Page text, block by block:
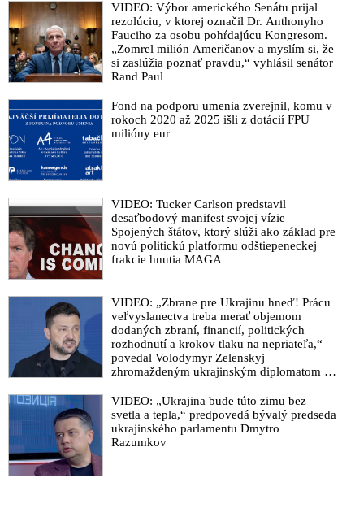
COVID-19
WHO upozornila, že vakcíny nie sú zázračným liekom na
koronavírus
VIDEO: Tretina zaočkovaných nebude stačiť, varuje Krčméry.
Pfizer prináša vakcíny na COVID-19. Po prečítaní káuz tohto
farmaceutického gigantu si od neho nedáte ani len vitamín C
VIDEO: Pozorujeme více nežádoucích příhod po očkování na
VIDEO: Očkovanie je obchod tisícročia pre Pfizer. Ak chcete
vakcínu, urobte tak dobrovoľne a po jej verejnom testovaní na
Matovičovi, jeho žene a jeho ďeťoch
VIDEO: Dám si americkú aj ruskú vakcínu, len nech žijem
normálne, vyhlásil Sulík
Putin nariadil, aby sa budúci týždeň začalo s očkovaním proti
vírusu Covid-19
Johnson: Vakcíny proti Covid-19 nám umožnia návrat k
normálnemu životu
Johnson: Vakcíny proti Covid-19 nám umožnia návrat k
normálnemu životu
VIDEO: Šokující příběh muže, kterému vakcína zničila život
Vakcínu lidé v České republice na výběr nedostanou.
VIDEO: Výbor amerického Senátu prijal
rezolúciu, v ktorej označil Dr. Anthonyho
Fauciho za osobu pohŕdajúcu Kongresom.
„Zomrel milión Američanov a myslím si, že
si zaslúžia poznať pravdu,“ vyhlásil senátor
Rand Paul
Fond na podporu umenia zverejnil, komu v
rokoch 2020 až 2025 išli z dotácií FPU
milióny eur
VIDEO: Tucker Carlson predstavil
desaťbodový manifest svojej vízie
Spojených štátov, ktorý slúži ako základ pre
novú politickú platformu odštiepeneckej
frakcie hnutia MAGA
VIDEO: „Zbrane pre Ukrajinu hneď! Prácu
veľvyslanectva treba merať objemom
dodaných zbraní, financií, politických
rozhodnutí a krokov tlaku na nepriateľa,“
povedal Volodymyr Zelenskyj
zhromaždeným ukrajinským diplomatom v
že USA Ukrajine nedodajú protiraketové
systémy Patriot
VIDEO: „Ukrajina bude túto zimu bez
svetla a tepla,“ predpovedá bývalý predseda
ukrajinského parlamentu Dmytro
Razumkov